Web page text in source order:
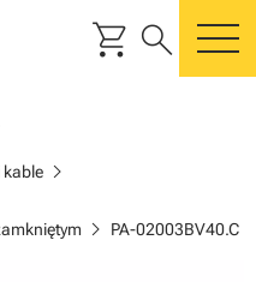
shopping_cart search
chevron_right
chevron_right PA-02003BV40.C